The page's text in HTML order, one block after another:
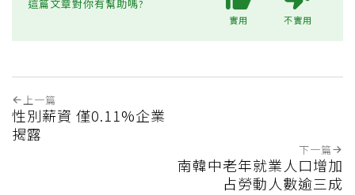
這篇文章對你有幫助嗎?
實用 不實用
上一篇
性別薪資 僅0.11%企業
揭露
下一篇
南韓中老年就業人口增加
占勞動人數逾三成